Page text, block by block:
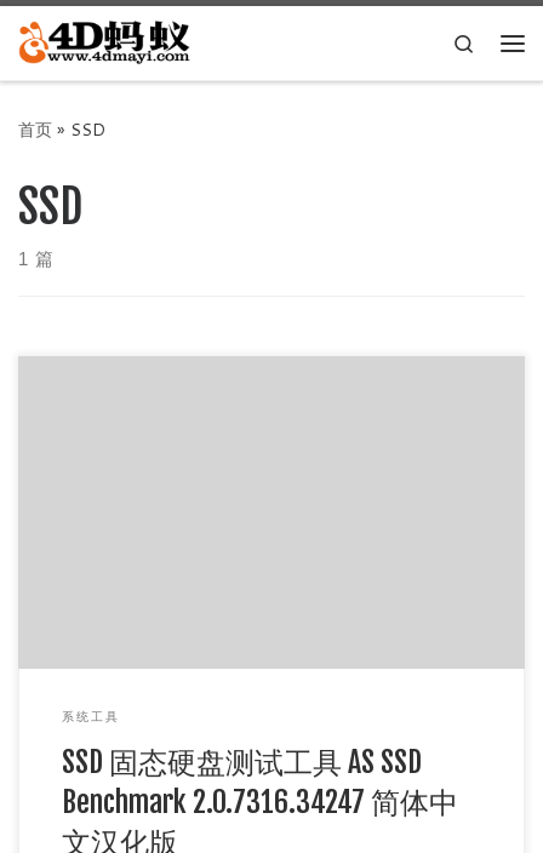
Skip to content
Search
首页» SSD
SSD
1 篇
系统工具
SSD 固态硬盘测试工具 AS SSD
Benchmark 2.0.7316.34247 简体中
文汉化版